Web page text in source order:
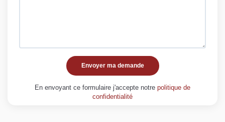
Envoyer ma demande
En envoyant ce formulaire j'accepte notre politique de
confidentialité